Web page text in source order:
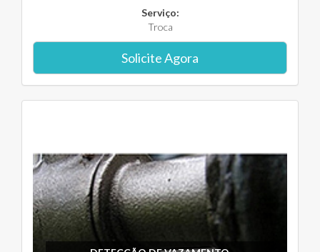
Serviço:
Troca
Solicite Agora